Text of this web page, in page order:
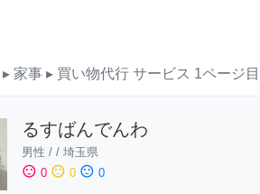
▸ 家事 ▸ 買い物代行 サービス 1ページ目
るすばんでんわ
男性 / / 埼玉県
sentiment_satisfied 0 sentiment_neutral 0 sentiment_dissatisfied 0